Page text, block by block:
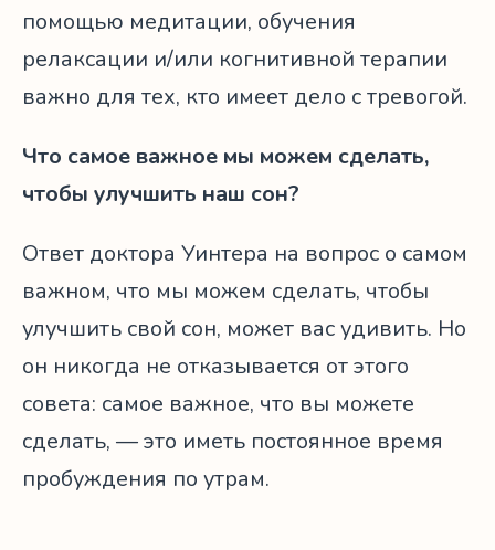
помощью медитации, обучения
релаксации и/или когнитивной терапии
важно для тех, кто имеет дело с тревогой.
Что самое важное мы можем сделать,
чтобы улучшить наш сон?
Ответ доктора Уинтера на вопрос о самом
важном, что мы можем сделать, чтобы
улучшить свой сон, может вас удивить. Но
он никогда не отказывается от этого
совета: самое важное, что вы можете
сделать, — это иметь постоянное время
пробуждения по утрам.